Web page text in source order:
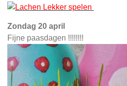
Lekker spelen
Zondag 20 april
Fijne paasdagen !!!!!!!!